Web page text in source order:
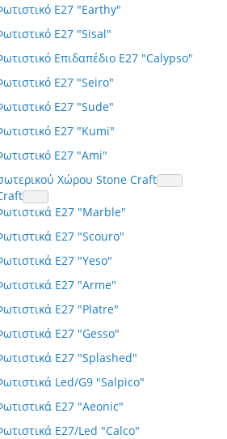
E27 "Earthy"
E27 "Sisal"
Επιδαπέδιο E27 "Calypso"
E27 "Seiro"
E27 "Sude"
E27 "Kumi"
E27 "Ami"
Χώρου Stone Craft
E27 "Marble"
E27 "Scouro"
E27 "Yeso"
E27 "Arme"
E27 "Platre"
E27 "Gesso"
E27 "Splashed"
Led/G9 "Salpico"
E27 "Aeonic"
E27/Led "Calco"